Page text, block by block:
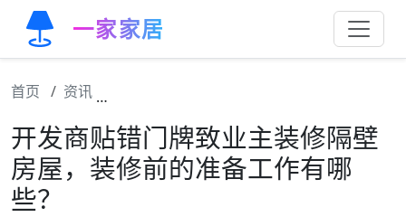
一家家居
首页 资讯
开发商贴错门牌致业主装修隔壁
房屋，装修前的准备工作有哪
些？